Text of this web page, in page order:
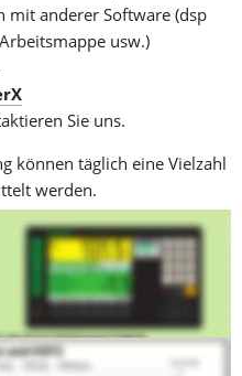
mit anderer Software (dsp
usw.)
Sie uns.
können täglich eine Vielzahl
werden.
wichtiger Kennzahlen über
sich Veränderungen und
die Anbindung des